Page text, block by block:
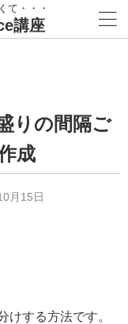
て・・・
講座
りの間隔ご
成
月15日
けする方法です。